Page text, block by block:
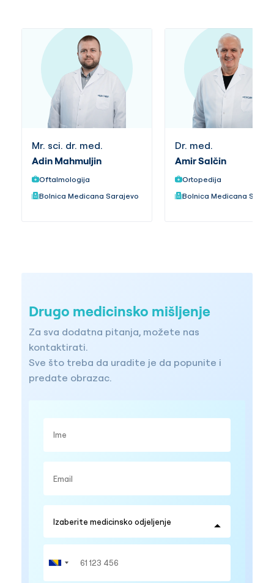
Mr. sci. dr. med.
Adin Mahmuljin
Oftalmologija
Bolnica Medicana Sarajevo
Dr. med.
Amir Salčin
Ortopedija
Bolnica Medicana
Drugo medicinsko mišljenje
Za sva dodatna pitanja, možete nas
kontaktirati.
Sve što treba da uradite je da popunite i
predate obrazac.